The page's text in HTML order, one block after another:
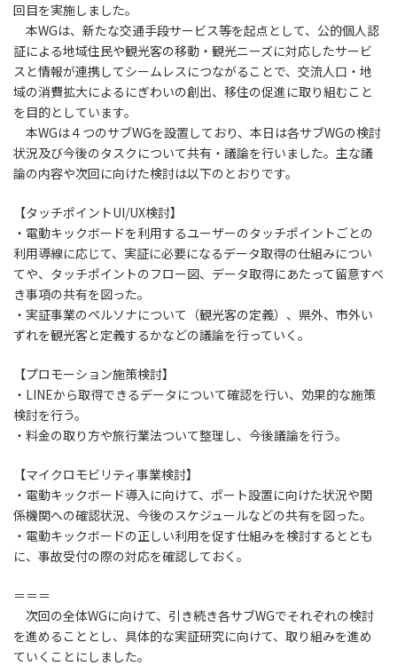
回目を実施しました。
本WGは、新たな交通手段サービス等を起点として、公的個人認
証による地域住民や観光客の移動・観光ニーズに対応したサービ
スと情報が連携してシームレスにつながることで、交流人口・地
域の消費拡大によるにぎわいの創出、移住の促進に取り組むこと
を目的としています。
本WGは４つのサブWGを設置しており、本日は各サブWGの検討
状況及び今後のタスクについて共有・議論を行いました。主な議
論の内容や次回に向けた検討は以下のとおりです。
【タッチポイントUI/UX検討】
・電動キックボードを利用するユーザーのタッチポイントごとの
利用導線に応じて、実証に必要になるデータ取得の仕組みについ
てや、タッチポイントのフロー図、データ取得にあたって留意すべ
き事項の共有を図った。
・実証事業のペルソナについて（観光客の定義）、県外、市外い
ずれを観光客と定義するかなどの議論を行っていく。
【プロモーション施策検討】
・LINEから取得できるデータについて確認を行い、効果的な施策
検討を行う。
・料金の取り方や旅行業法ついて整理し、今後議論を行う。
【マイクロモビリティ事業検討】
・電動キックボード導入に向けて、ポート設置に向けた状況や関
係機関への確認状況、今後のスケジュールなどの共有を図った。
・電動キックボードの正しい利用を促す仕組みを検討するととも
に、事故受付の際の対応を確認しておく。
＝＝＝
次回の全体WGに向けて、引き続き各サブWGでそれぞれの検討
を進めることとし、具体的な実証研究に向けて、取り組みを進め
ていくことにしました。